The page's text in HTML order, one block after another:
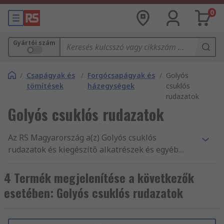
0
Gyártói szám
/ Csapágyak és
tömítések
/ Forgócsapágyak és
házegységek
/ Golyós
csuklós
rudazatok
Golyós csuklós rudazatok
Az RS Magyarország a(z) Golyós csuklós
rudazatok és kiegészítő alkatrészek és egyéb
terméktartományát kínálja. Versenyképes árak,
az iparág által jóváhagyott termékek, illetve
vevőszolgálatunk kitűnő minősége az, amivel
csoda, hogy világszerte ismertek vagyunk, és mi
4 Termék megjelenítése a következők
esetében: Golyós csuklós rudazatok